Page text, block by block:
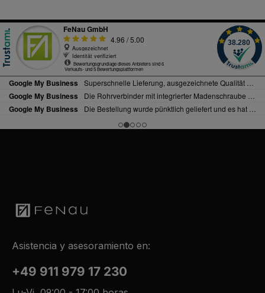
Asistencia y asesoramiento en:
+49 911 979 17 230